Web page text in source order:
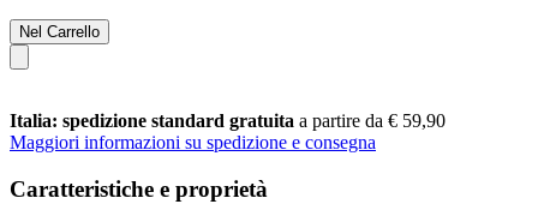
Nel Carrello
Italia: spedizione standard gratuita a partire da € 59,90
Maggiori informazioni su spedizione e consegna
Caratteristiche e proprietà